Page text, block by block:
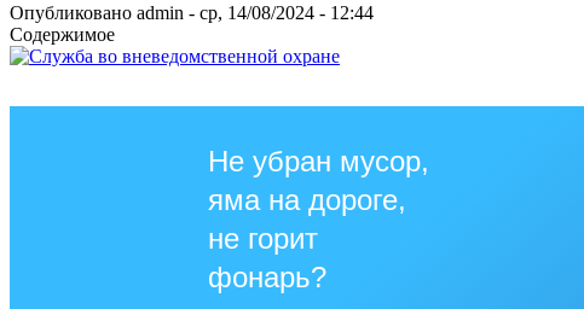
Опубликовано admin - ср, 14/08/2024 - 12:44
Содержимое
Не убран мусор,
яма на дороге,
не горит
фонарь?